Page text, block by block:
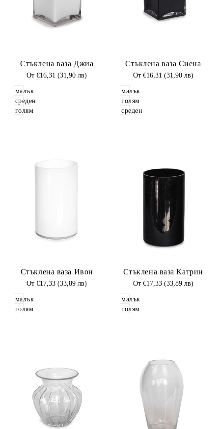
Любими
Стъклена ваза Джиа
Промоционална
От€16,31 (31,90 лв)
малък
среден
голям
Любими
Стъклена ваза Сиена
Промоционална
От €16,31 (31,90 лв)
малък
голям
среден
Любими
Стъклена ваза Ивон
Промоционална
От€17,33 (33,89 лв)
малък
голям
в
Любими
Стъклена ваза Катрин
Промоционална
От €17,33 (33,89 лв)
малък
голям